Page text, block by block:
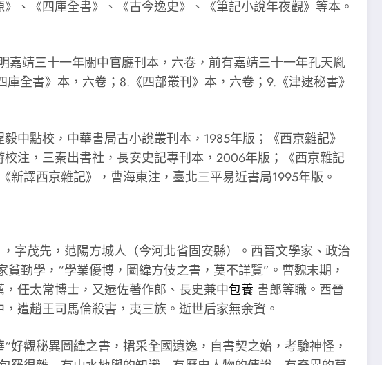
、《四庫全書》、《古今逸史》、《筆記小說年夜觀》等本。
靖三十一年關中官廳刊本，六卷，前有嘉靖三十一年孔天胤
全書》本，六卷；8.《四部叢刊》本，六卷；9.《津逮秘書》
點校，中華書局古小說叢刊本，1985年版；《西京雜記》
注，三秦出書社，長安史記專刊本，2006年版；《西京雜記
譯西京雜記》，曹海東注，臺北三平易近書局1995年版。
茂先，范陽方城人（今河北省固安縣）。西晉文學家、政治
勤學，“學業優博，圖緯方伎之書，莫不詳覽”。曹魏末期，
任太常博士，又遷佐著作郎、長史兼中包養 書郎等職。西晉
遭趙王司馬倫殺害，夷三族。逝世后家無余資。
觀秘異圖緯之書，捃采全國遺逸，自書契之始，考驗神怪，